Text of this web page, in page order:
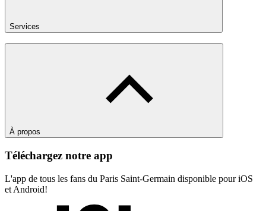
Services
À propos
Téléchargez notre app
L'app de tous les fans du Paris Saint-Germain disponible pour iOS
et Android!